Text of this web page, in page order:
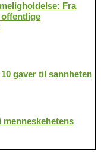
Fra
offentlige
gaver til sannheten